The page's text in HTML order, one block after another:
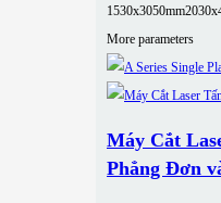
1530x3050mm
More parameters
Máy Cắt
Phẳng Đơn